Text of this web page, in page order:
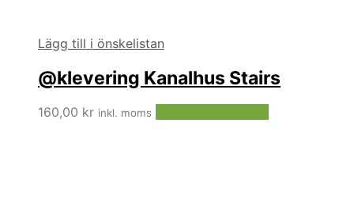
Lägg till i önskelistan
@klevering Kanalhus Stairs
160,00 kr inkl. moms